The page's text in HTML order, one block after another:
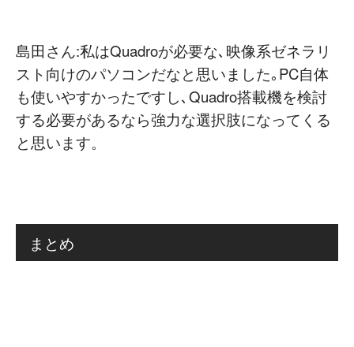
島田さん:私はQuadroが必要な､映像系ゼネラリ
スト向けのパソコンだなと思いました｡PC自体
も使いやすかったですし､Quadro搭載機を検討
する必要があるなら強力な選択肢になってくる
と思います。
まとめ